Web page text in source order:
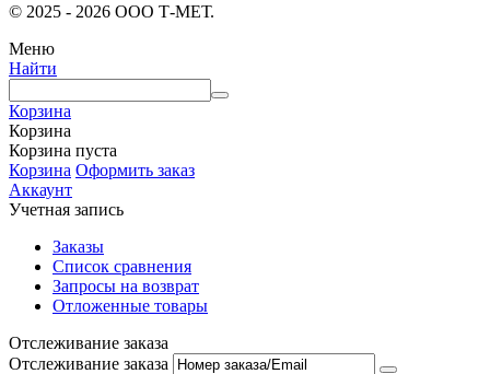
© 2025 - 2026 ООО Т-МЕТ.
Меню
Найти
Корзина
Корзина
Корзина пуста
Корзина Оформить заказ
Аккаунт
Учетная запись
Заказы
Список сравнения
Запросы на возврат
Отложенные товары
Отслеживание заказа
Отслеживание заказа